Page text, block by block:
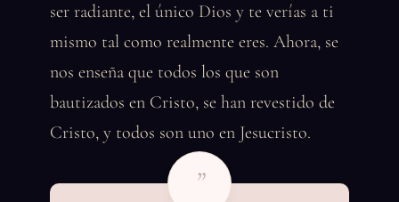
ser radiante, el único Dios y te verías a ti
mismo tal como realmente eres. Ahora, se
nos enseña que todos los que son
bautizados en Cristo, se han revestido de
Cristo, y todos son uno en Jesucristo.
”